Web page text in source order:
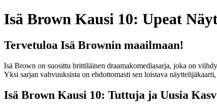
Isä Brown Kausi 10: Upeat
Tervetuloa Isä Brownin maailmaan!
Isä Brown on suosittu brittiläinen draamakomediasarja, joka on
Yksi sarjan vahvuuksista on ehdottomasti sen loistava
Isä Brown Kausi 10: Tuttuja ja Uusia